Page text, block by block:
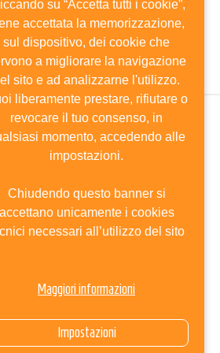
-Fax: 02.67385690
- C.F. 80116270150
by Kentico CMS for ASP.Net
su “Accetta tutti i cookie”,
accettata la memorizzazione,
sul dispositivo, dei cookie che
a migliorare la navigazione
sito e ad analizzarne l'utilizzo.
liberamente prestare, rifiutare o
revocare il tuo consenso, in
momento, accedendo alle
impostazioni.
Chiudendo questo banner si
accettano unicamente i cookies
necessari all’utilizzo del sito
Maggiori informazioni
Impostazioni